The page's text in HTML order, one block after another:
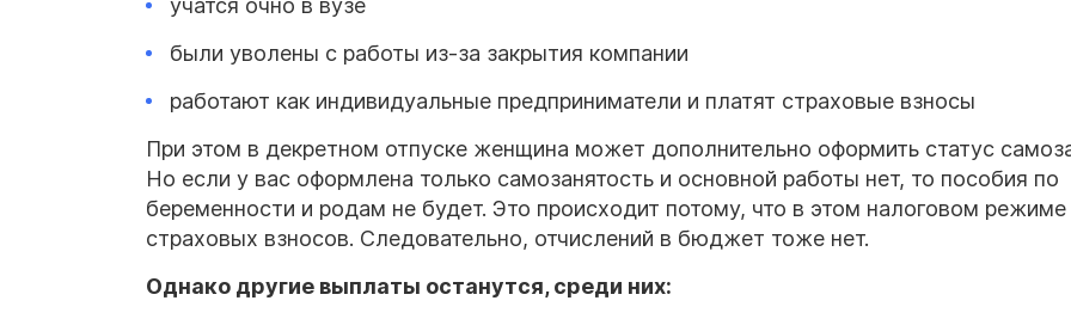
учатся очно в вузе
были уволены с работы из-за закрытия компании
работают как индивидуальные предприниматели и платят страховые взносы
При этом в декретном отпуске женщина может дополнительно оформить статус
Но если у вас оформлена только самозанятость и основной работы нет, то пособия по
беременности и родам не будет. Это происходит потому, что в этом налоговом режиме
страховых взносов. Следовательно, отчислений в бюджет тоже нет.
Однако другие выплаты останутся, среди них: